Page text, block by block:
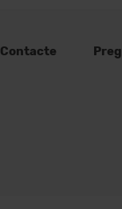
Contacte